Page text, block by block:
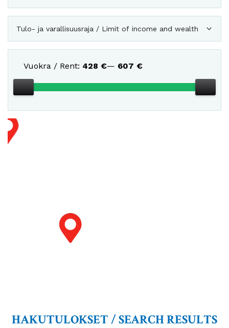
Tulo- ja varallisuusraja / Limit of income and wealth
Vuokra / Rent: 428 €— 607 €
HAKUTULOKSET / SEARCH RESULTS